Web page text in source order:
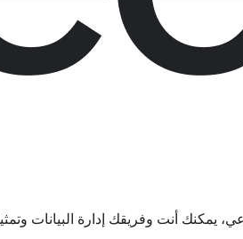
يمكنك أنت وفريقك إدارة البيانات